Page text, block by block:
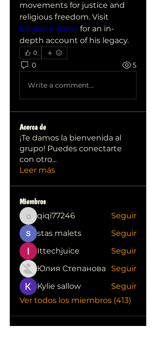
movements for justice and
Emaan e Kamil for an in-
depth account of his legacy.
0
0 5
Write a comment...
Acerca de
¡Te damos la bienvenida al
grupo! Puedes conectarte
con otro...
Leer más
Miembros
qiqi77246
qiqi77246
Seguir
stas malets
Seguir
Ittechjuice
Seguir
Юлия Степанова
Seguir
Kylie sallow
Seguir
Ver todos los miembros (413)